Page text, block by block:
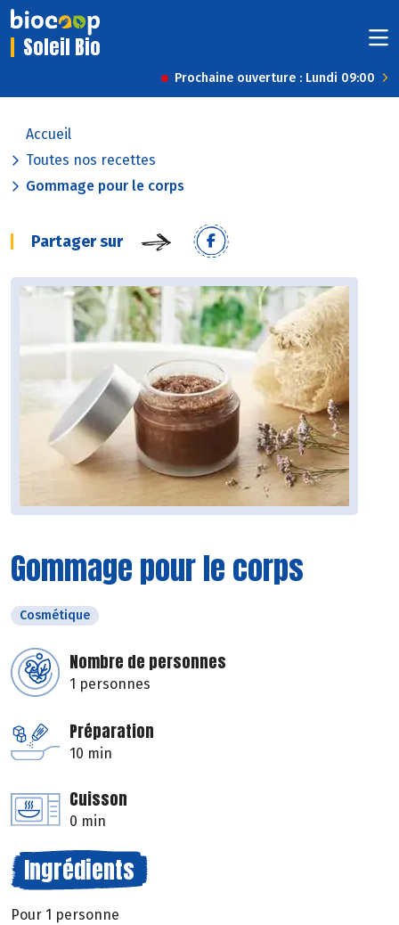
Soleil Bio
Prochaine ouverture : Lundi 09:00
Accueil
Toutes nos recettes
Gommage pour le corps
Partager sur
Gommage pour le corps
Cosmétique
Nombre de personnes
1 personnes
Préparation
10 min
Cuisson
0 min
Ingrédients
Pour 1 personne